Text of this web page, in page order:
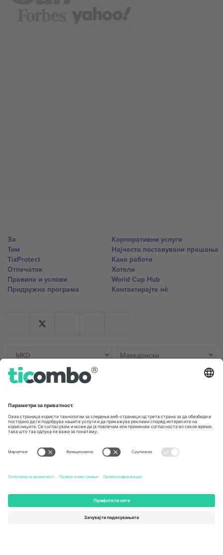
За
Тим
TixProtect
Отпечаток
Правила и услови
Придружна програма
Корпоративни услуги
Најчесто поставувани прашања
Како работи
Хотели
World Cup Hub
Контактирајте нѐ
Unter den Linden 24, 10117
Berlin, Germany
167 City Road, London, Greater
Kingdom
Newark, Delaware 19713, United
States
Engelberg, Switzerland